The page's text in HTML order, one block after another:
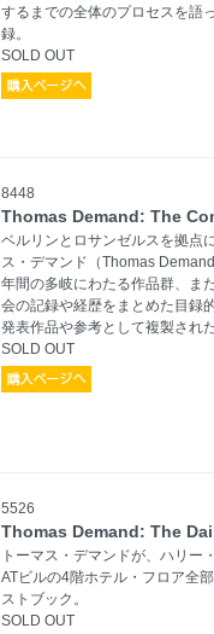
するまでの全体のプロセスを語
録。
SOLD OUT
8448
Thomas Demand: The
ベルリンとロサンゼルスを拠点
ス・デマンド（Thomas
年間の多岐にわたる作品群、ま
会の記録や経歴をまとめた目録
発表作品や参考として複製され
SOLD OUT
5526
Thomas Demand: The
トーマス・デマンドが、ハリー
ATビルの4階ホテル・フロア全
ストブック。
SOLD OUT